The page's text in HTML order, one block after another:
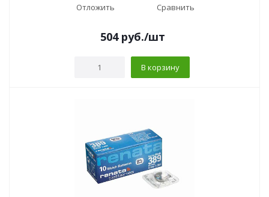
Отложить Сравнить
504руб./шт
В корзину